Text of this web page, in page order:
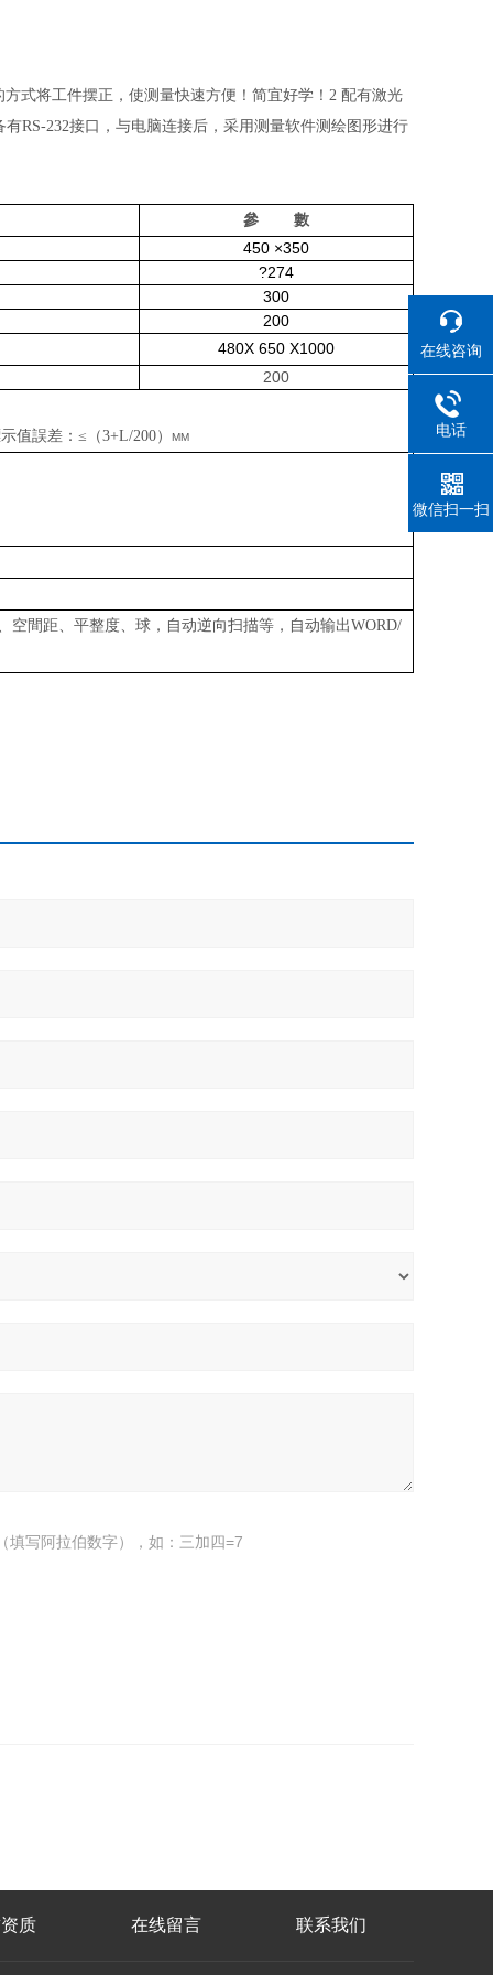
式将工件摆正，使测量快速方便！简宜好学！ 2 配有激光
有RS-232接口，与电脑连接后，采用测量软件测绘图形进行
參 數
450 ×350
?274
300
200
480Х 650 Х1000
200
值誤差：≤（3+L/200） μm
空間距、平整度、球 ，自动逆向扫描等 ，自动输出WORD/
填写阿拉伯数字），如：三加四=7
质 在线留言 联系我们
在线咨询
电话
微信扫一扫